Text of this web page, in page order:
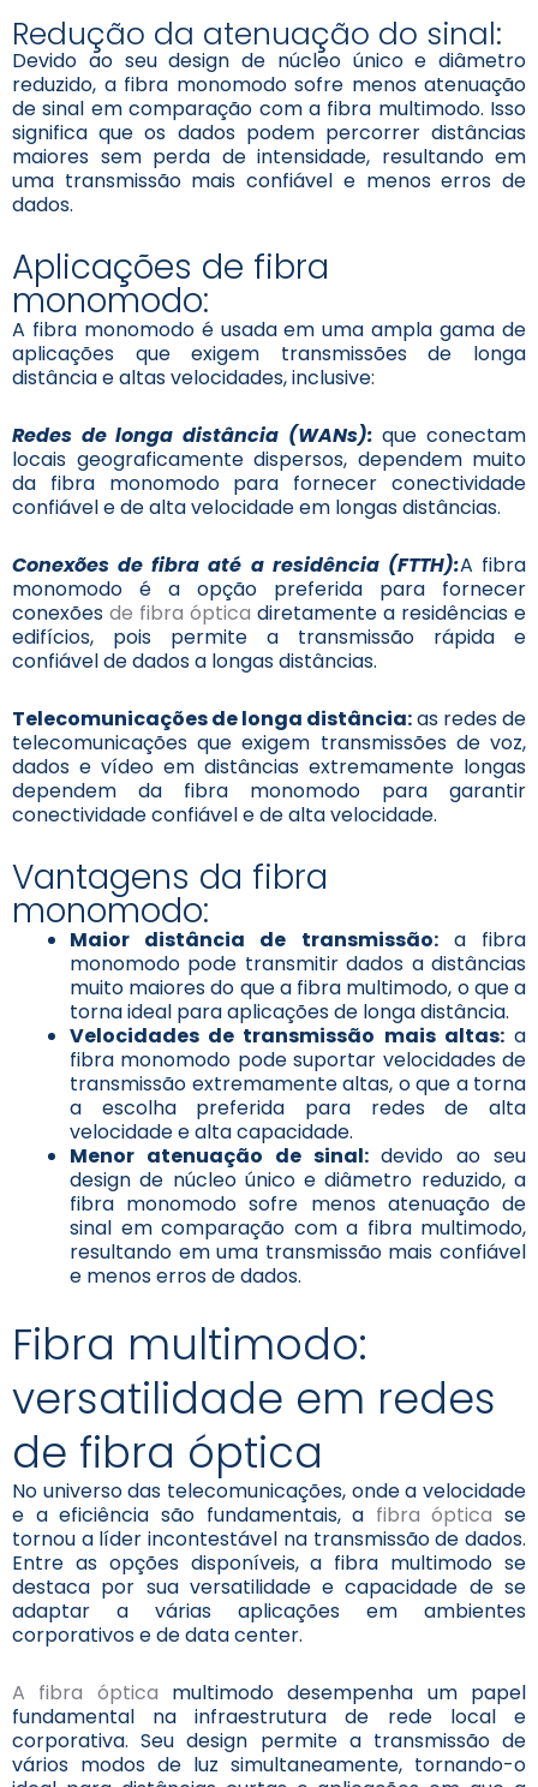
Redução da atenuação do sinal:
Devido ao seu design de núcleo único e diâmetro
reduzido, a fibra monomodo sofre menos atenuação
de sinal em comparação com a fibra multimodo. Isso
significa que os dados podem percorrer distâncias
maiores sem perda de intensidade, resultando em
uma transmissão mais confiável e menos erros de
dados.
Aplicações de fibra
monomodo:
A fibra monomodo é usada em uma ampla gama de
aplicações que exigem transmissões de longa
distância e altas velocidades, inclusive:
Redes de longa distância (WANs):que conectam
locais geograficamente dispersos, dependem muito
da fibra monomodo para fornecer conectividade
confiável e de alta velocidade em longas distâncias.
Conexões de fibra até a residência (FTTH):A fibra
monomodo é a opção preferida para fornecer
conexões de fibra óptica diretamente a residências e
edifícios, pois permite a transmissão rápida e
confiável de dados a longas distâncias.
Telecomunicações de longa distância:as redes de
telecomunicações que exigem transmissões de voz,
dados e vídeo em distâncias extremamente longas
dependem da fibra monomodo para garantir
conectividade confiável e de alta velocidade.
Vantagens da fibra
monomodo:
Maior distância de transmissão:a fibra
monomodo pode transmitir dados a distâncias
muito maiores do que a fibra multimodo, o que a
torna ideal para aplicações de longa distância.
Velocidades de transmissão mais altas:a
fibra monomodo pode suportar velocidades de
transmissão extremamente altas, o que a torna
a escolha preferida para redes de alta
velocidade e alta capacidade.
Menor atenuação de sinal:devido ao seu
design de núcleo único e diâmetro reduzido, a
fibra monomodo sofre menos atenuação de
sinal em comparação com a fibra multimodo,
resultando em uma transmissão mais confiável
e menos erros de dados.
Fibra multimodo:
versatilidade em redes
de fibra óptica
No universo das telecomunicações, onde a velocidade
e a eficiência são fundamentais, a fibra óptica se
tornou a líder incontestável na transmissão de dados.
Entre as opções disponíveis, a fibra multimodo se
destaca por sua versatilidade e capacidade de se
adaptar a várias aplicações em ambientes
corporativos e de data center.
A fibra óptica multimodo desempenha um papel
fundamental na infraestrutura de rede local e
corporativa. Seu design permite a transmissão de
vários modos de luz simultaneamente, tornando-o